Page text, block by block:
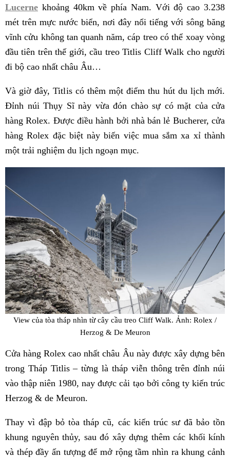
Lucerne khoảng 40km về phía Nam. Với độ cao 3.238
mét trên mực nước biển, nơi đây nổi tiếng với sông băng
vĩnh cửu không tan quanh năm, cáp treo có thể xoay vòng
đầu tiên trên thế giới, cầu treo Titlis Cliff Walk cho người
đi bộ cao nhất châu Âu…
Và giờ đây, Titlis có thêm một điểm thu hút du lịch mới.
Đỉnh núi Thụy Sĩ này vừa đón chào sự có mặt của cửa
hàng Rolex. Được điều hành bởi nhà bán lẻ Bucherer, cửa
hàng Rolex đặc biệt này biến việc mua sắm xa xỉ thành
một trải nghiệm du lịch ngoạn mục.
View của tòa tháp nhìn từ cây cầu treo Cliff Walk. Ảnh: Rolex /
Herzog & De Meuron
Cửa hàng Rolex cao nhất châu Âu này được xây dựng bên
trong Tháp Titlis – từng là tháp viễn thông trên đỉnh núi
vào thập niên 1980, nay được cải tạo bởi công ty kiến trúc
Herzog & de Meuron.
Thay vì đập bỏ tòa tháp cũ, các kiến ​​trúc sư đã bảo tồn
khung nguyên thủy, sau đó xây dựng thêm các khối kính
và thép đầy ấn tượng để mở rộng tầm nhìn ra khung cảnh